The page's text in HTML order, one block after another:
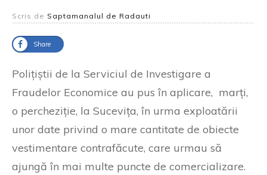
Scris de Saptamanalul de Radauti
Share
Polițiștii de la Serviciul de Investigare a
Fraudelor Economice au pus în aplicare, marți,
o percheziție, la Sucevița, în urma exploatării
unor date privind o mare cantitate de obiecte
vestimentare contrafăcute, care urmau să
ajungă în mai multe puncte de comercializare.